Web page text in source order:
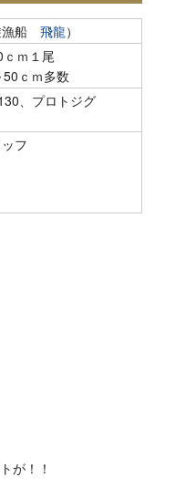
漁船 飛龍）
ｍ１尾
ｃｍ多数
、プロトジグ
フ
が！！